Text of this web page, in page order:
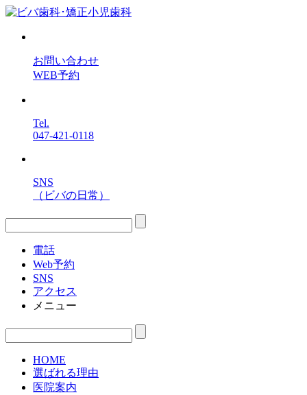
お問い合わせ
WEB予約
Tel.
047-421-0118
SNS
（ビバの日常）
電話
Web予約
SNS
アクセス
メニュー
HOME
選ばれる理由
医院案内